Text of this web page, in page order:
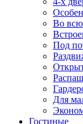
Во всю
Под
Для
Гостиные